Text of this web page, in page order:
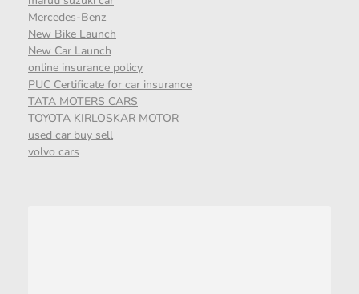
Mercedes-Benz
New Bike Launch
New Car Launch
online insurance policy
PUC Certificate for car insurance
TATA MOTERS CARS
TOYOTA KIRLOSKAR MOTOR
used car buy sell
volvo cars